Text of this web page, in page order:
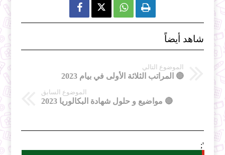
  
شاهد أيضاً
الموضوع التالي
🔴 المراتب الثلاثة الأولى في بيام 2023
الموضوع السابق
🔴 مواضيع و حلول شهادة البكالوريا 2023
';